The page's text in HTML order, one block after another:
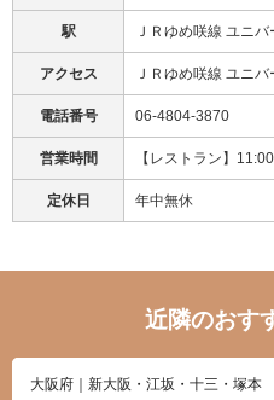
駅 ＪＲゆめ咲線 ユニ
アクセス ＪＲゆめ咲線 ユニ
電話番号 06-4804-3870
営業時間 【レストラン】
定休日 年中無休
近隣のおす
大阪府｜新大阪・江坂・十三・塚本